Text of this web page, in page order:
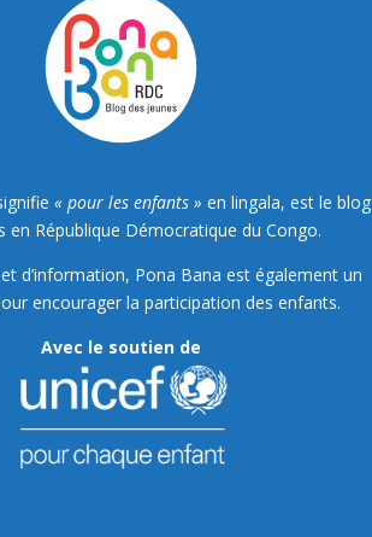
« pour les enfants » en lingala, est le blog
en République Démocratique du Congo.
et d’information, Pona Bana est également un
encourager la participation des enfants.
Avec le soutien de